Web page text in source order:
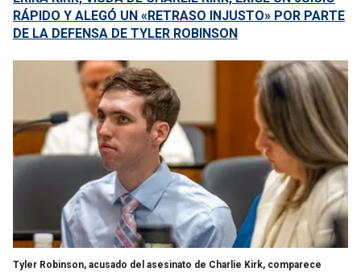
RÁPIDO Y ALEGÓ UN «RETRASO INJUSTO» POR PARTE
DE LA DEFENSA DE TYLER ROBINSON
Tyler Robinson, acusado del asesinato de Charlie Kirk, comparece